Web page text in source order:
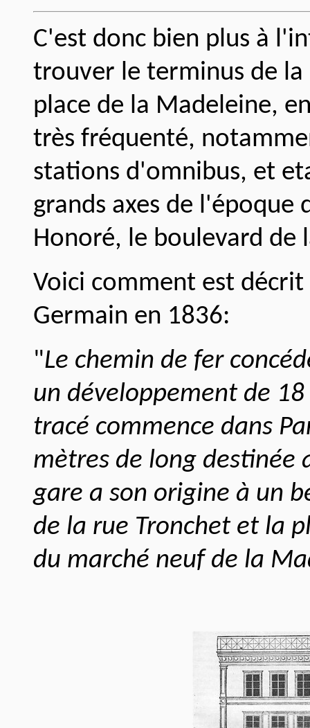
C'est donc bien plus à
trouver le terminus de la
place de la Madeleine,
très fréquenté,
stations d'omnibus, et
grands axes de
Honoré, le boulevard de
Voici comment est
Germain en 1836:
"Le chemin de fer
un développement de
tracé commence dans
mètres de long destinée
gare a son origine à un
de la rue Tronchet et la
du marché neuf de la